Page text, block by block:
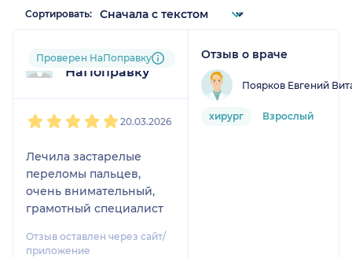
Сортировать:
Пользователь
НаПоправку
Проверен НаПоправку
20.03.2026
Лечила застарелые
переломы пальцев,
очень внимательный,
грамотный специалист
Отзыв оставлен через сайт/
приложение
Отзыв о враче
Поярков Евгений
хирург Взрослый